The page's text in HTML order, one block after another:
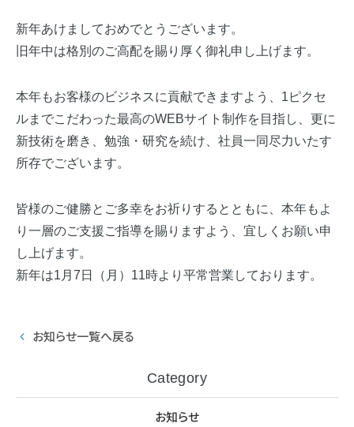
新年あけましておめでとうございます。
旧年中は格別のご高配を賜り厚く御礼申し上げます。
本年もお客様のビジネスに貢献できますよう、1ピクセ
ルまでこだわった最高のWEBサイト制作を目指し、更に
新技術を磨き、勉強・研究を続け、社員一同尽力いたす
所存でございます。
皆様のご健勝とご多幸をお祈りするとともに、本年もよ
り一層のご支援ご指導を賜りますよう、宜しくお願い申
し上げます。
新年は1月7日（月）11時より平常営業しております。
お知らせ一覧へ戻る
Category
お知らせ